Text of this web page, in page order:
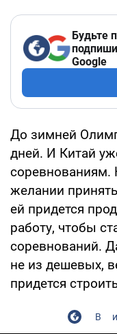
Будьте
Google
До зимней
дней. И Китай
соревнованиям.
желании
ей придется
работу, чтобы
соревнований.
не из дешевых,
придется